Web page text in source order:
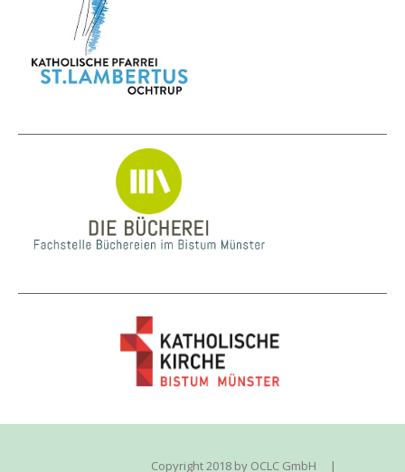
Copyright 2018 by OCLC GmbH |